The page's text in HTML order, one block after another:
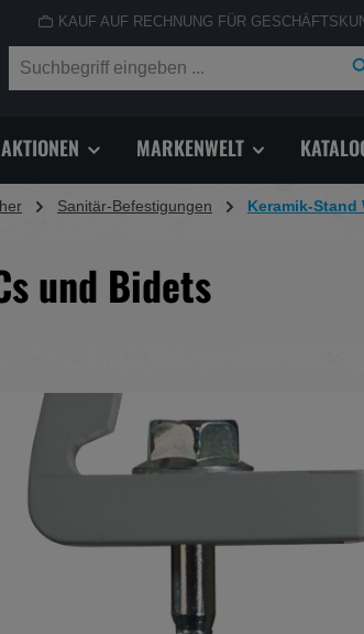
KAUF AUF RECHNUNG FÜR
AKTIONEN MARKENWELT
Sanitär-Befestigungen Keramik-Stand
und Bidets